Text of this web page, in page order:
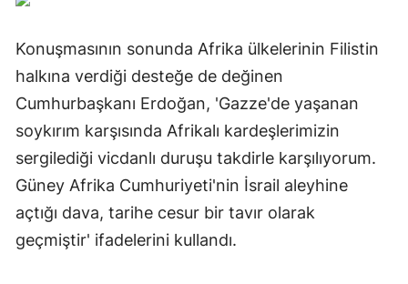
Konuşmasının sonunda Afrika ülkelerinin Filistin
halkına verdiği desteğe de değinen
Cumhurbaşkanı Erdoğan, 'Gazze'de yaşanan
soykırım karşısında Afrikalı kardeşlerimizin
sergilediği vicdanlı duruşu takdirle karşılıyorum.
Güney Afrika Cumhuriyeti'nin İsrail aleyhine
açtığı dava, tarihe cesur bir tavır olarak
geçmiştir' ifadelerini kullandı.